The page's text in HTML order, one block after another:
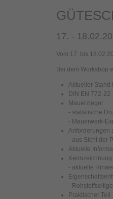
17. -
Vom 17. bis
Bei dem Workshop
Aktueller Stand
DIN EN 772-22
Mauerziegel
- statistische
- Mauerwerk-
Anforderungen
- aus Sicht der
Aktuelle
- aktuelle
-
Praktischer Teil